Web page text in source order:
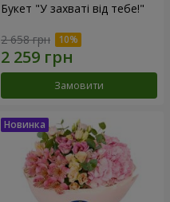
Букет "У захваті від тебе!"
2 658 грн
Замовити